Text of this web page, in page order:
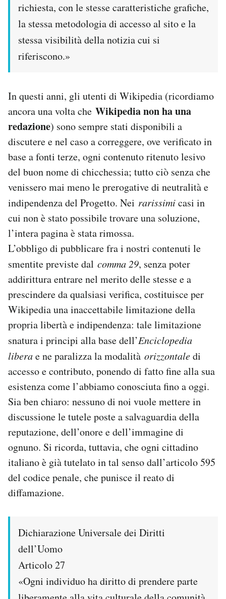
richiesta, con le stesse caratteristiche grafiche,
la stessa metodologia di accesso al sito e la
stessa visibilità della notizia cui si
riferiscono.»
In questi anni, gli utenti di Wikipedia (ricordiamo
ancora una volta che Wikipedia non ha una
redazione) sono sempre stati disponibili a
discutere e nel caso a correggere, ove verificato in
base a fonti terze, ogni contenuto ritenuto lesivo
del buon nome di chicchessia; tutto ciò senza che
venissero mai meno le prerogative di neutralità e
indipendenza del Progetto. Nei rarissimicasi in
cui non è stato possibile trovare una soluzione,
l’intera pagina è stata rimossa.
L’obbligo di pubblicare fra i nostri contenuti le
smentite previste dal comma 29, senza poter
addirittura entrare nel merito delle stesse e a
prescindere da qualsiasi verifica, costituisce per
Wikipedia una inaccettabile limitazione della
propria libertà e indipendenza: tale limitazione
snatura i principi alla base dell’Enciclopedia
liberae ne paralizza la modalità orizzontaledi
accesso e contributo, ponendo di fatto fine alla sua
esistenza come l’abbiamo conosciuta fino a oggi.
Sia ben chiaro: nessuno di noi vuole mettere in
discussione le tutele poste a salvaguardia della
reputazione, dell’onore e dell’immagine di
ognuno. Si ricorda, tuttavia, che ogni cittadino
italiano è già tutelato in tal senso dall’articolo 595
del codice penale, che punisce il reato di
diffamazione.
Dichiarazione Universale dei Diritti
dell’Uomo
Articolo 27
«Ogni individuo ha diritto di prendere parte